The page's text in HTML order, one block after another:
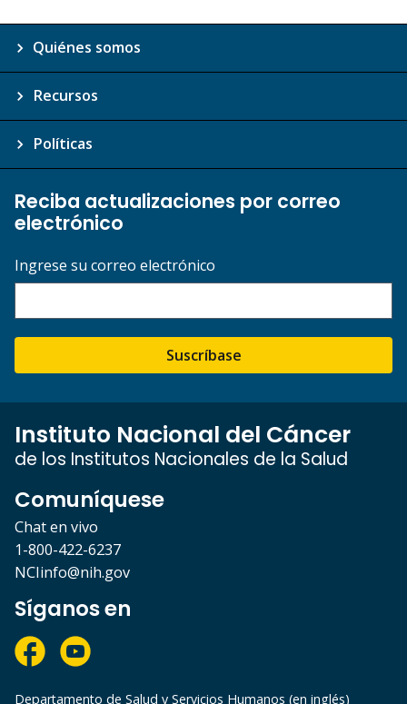
Quiénes somos
Recursos
Políticas
Reciba actualizaciones por correo
electrónico
Ingrese su correo electrónico
Suscríbase
Instituto Nacional del Cáncer
de los Institutos Nacionales de la Salud
Comuníquese
Chat en vivo
1-800-422-6237
NCIinfo@nih.gov
Síganos en
Departamento de Salud y Servicios Humanos (en inglés)